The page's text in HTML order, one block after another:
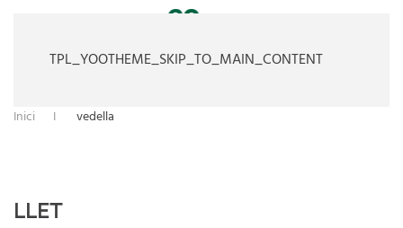
TPL_YOOTHEME_SKIP_TO_MAIN_CONTENT
Inici vedella
LLET